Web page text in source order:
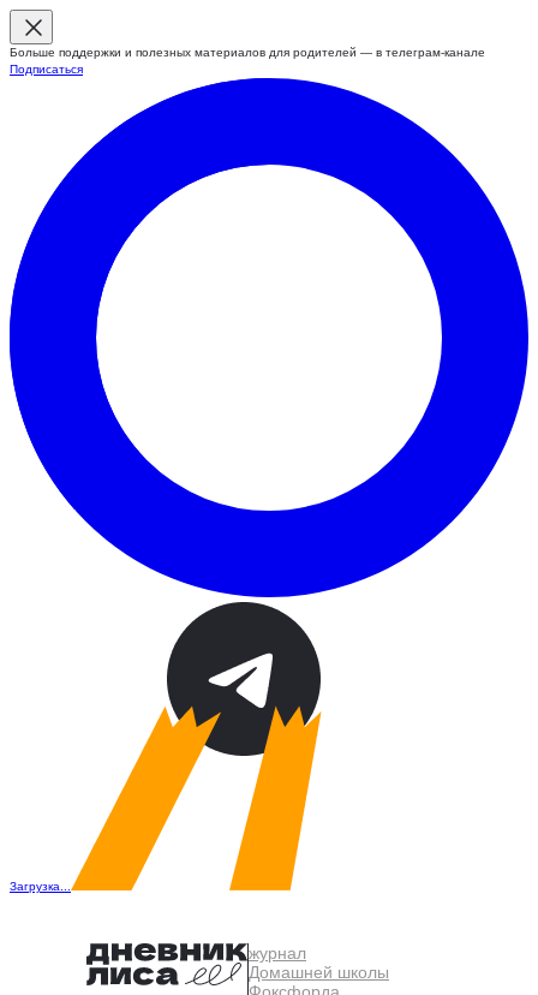
Больше поддержки и полезных материалов для родителей — в телеграм-канале
Подписаться
Загрузка...
журнал
Домашней школы